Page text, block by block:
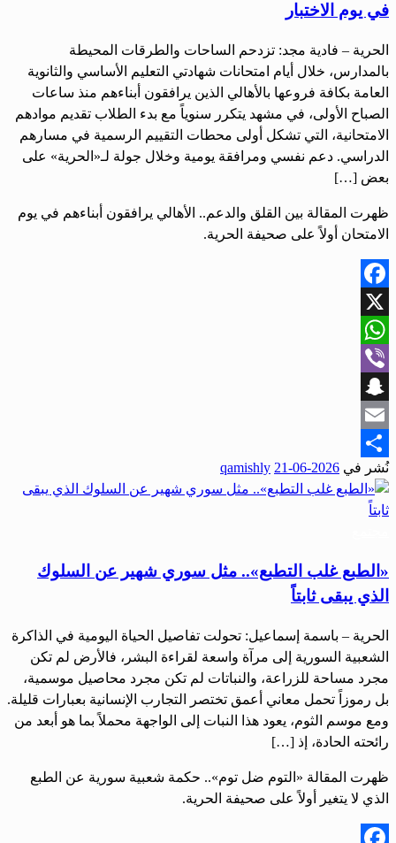
في يوم الاختبار
الحرية – فادية مجد: تزدحم الساحات والطرقات المحيطة
بالمدارس، خلال أيام امتحانات شهادتي التعليم الأساسي والثانوية
العامة بكافة فروعها بالأهالي الذين يرافقون أبناءهم منذ ساعات
الصباح الأولى، في مشهد يتكرر سنوياً مع بدء الطلاب تقديم موادهم
الامتحانية، التي تشكل أولى محطات التقييم الرسمية في مسارهم
الدراسي. دعم نفسي ومرافقة يومية وخلال جولة لـ«الحرية» على
بعض […]
ظهرت المقالة بين القلق والدعم.. الأهالي يرافقون أبناءهم في يوم
الامتحان أولاً على صحيفة الحرية.
Facebook
X
WhatsApp
Viber
Snapchat
Email
Share
نُشر في 2026-06-21
qamishly
«الطبع غلب التطبع».. مثل سوري شهير عن السلوك
الذي يبقى ثابتاً
الحرية – باسمة إسماعيل: تحولت تفاصيل الحياة اليومية في الذاكرة
الشعبية السورية إلى مرآة واسعة لقراءة البشر، فالأرض لم تكن
مجرد مساحة للزراعة، والنباتات لم تكن مجرد محاصيل موسمية،
بل رموزاً تحمل معاني أعمق تختصر التجارب الإنسانية بعبارات قليلة.
ومع موسم الثوم، يعود هذا النبات إلى الواجهة محملاً بما هو أبعد من
رائحته الحادة، إذ […]
ظهرت المقالة «التوم ضل توم».. حكمة شعبية سورية عن الطبع
الذي لا يتغير أولاً على صحيفة الحرية.